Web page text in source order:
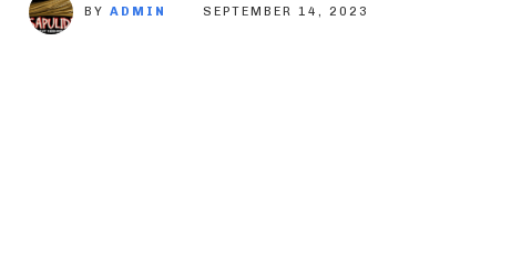
BY ADMIN SEPTEMBER 14, 2023